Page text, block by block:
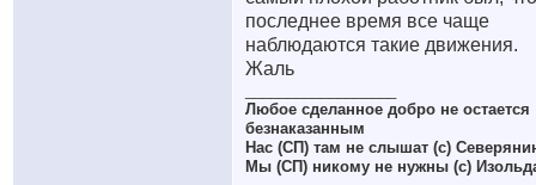
последнее время все чаще
наблюдаются такие движения.
Жаль
Любое сделанное добро не остается
безнаказанным
Нас (СП) там не слышат (с)
Мы (СП) никому не нужны (с)